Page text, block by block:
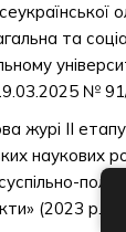
та
№
журі ІІ
наукових
(2023 р.)